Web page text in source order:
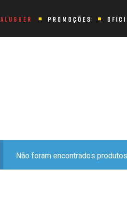
ALUGUER PROMOÇÕES
Não foram encontrados